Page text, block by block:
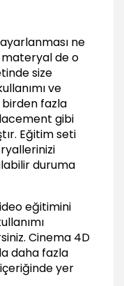
ne
materyal de o
size
ve
fazla
gibi
Eğitim seti
duruma
eğitimini
Cinema 4D
daha fazla
yer